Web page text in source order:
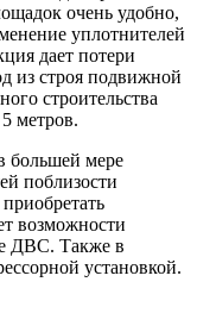
очень удобно,
уплотнителей
дает потери
из строя подвижной
строительства
метров.
большей мере
поблизости
возможности
ДВС. Также в
установкой.